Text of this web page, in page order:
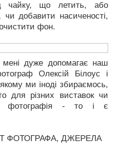
чайку, що летить, або
чи добавити насиченості,
фон.
дуже допомагає наш
Олексій Білоус і
ми іноді збираємось,
для різних виставок чи
фотографія - то і є
ФОТОГРАФА, ДЖЕРЕЛА